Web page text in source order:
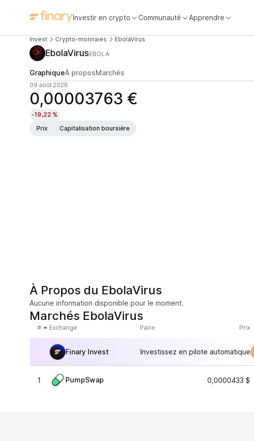
Investir en crypto Communauté Apprendre
Invest Crypto-monnaies EbolaVirus
EbolaVirusEBOLA
GraphiqueÀ proposMarchés
09 août 2026
0,00003763 €
-19,22 %
Prix
Capitalisation boursière
À Propos du EbolaVirus
Aucune information disponible pour le moment.
Marchés EbolaVirus
# Exchange Paire Prix
Finary Invest Investissez en pilote automatique
1 PumpSwap 0,0000433 $